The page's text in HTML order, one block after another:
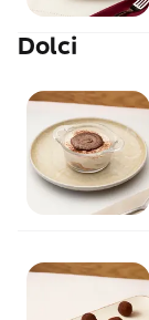
Dolci